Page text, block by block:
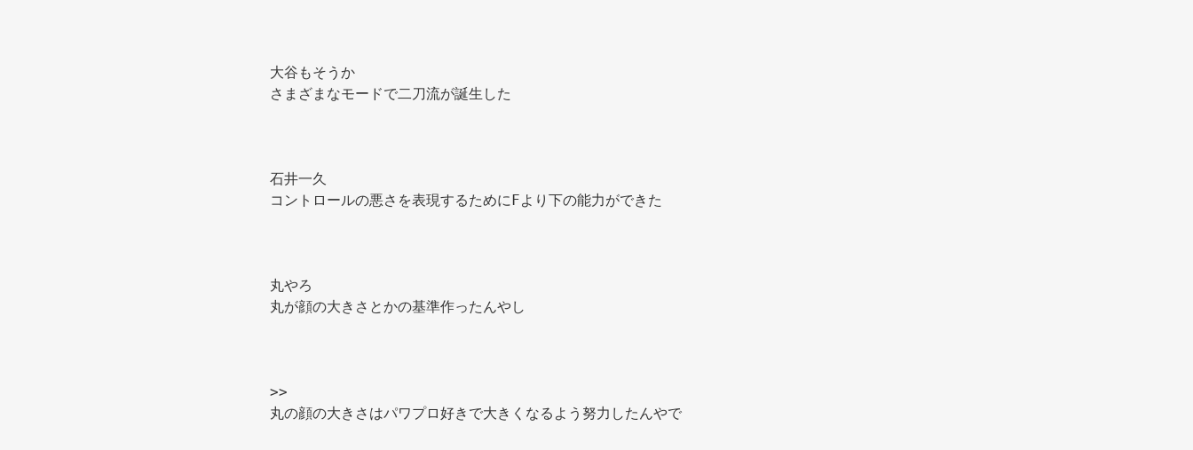
大谷もそうか
さまざまなモードで二刀流が誕生した
石井一久
コントロールの悪さを表現するためにFより下の能力ができた
丸やろ
丸が顔の大きさとかの基準作ったんやし
>>